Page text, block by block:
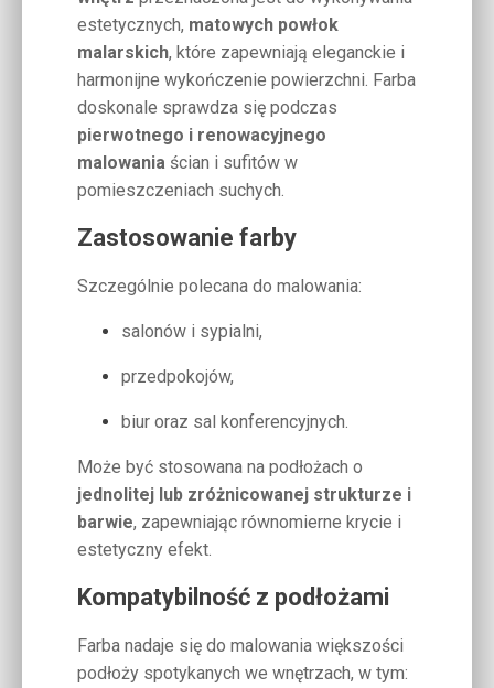
estetycznych, matowych powłok
malarskich, które zapewniają eleganckie i
harmonijne wykończenie powierzchni. Farba
doskonale sprawdza się podczas
pierwotnego i renowacyjnego
malowania ścian i sufitów w
pomieszczeniach suchych.
Zastosowanie farby
Szczególnie polecana do malowania:
salonów i sypialni,
przedpokojów,
biur oraz sal konferencyjnych.
Może być stosowana na podłożach o
jednolitej lub zróżnicowanej strukturze i
barwie, zapewniając równomierne krycie i
estetyczny efekt.
Kompatybilność z podłożami
Farba nadaje się do malowania większości
podłoży spotykanych we wnętrzach, w tym: